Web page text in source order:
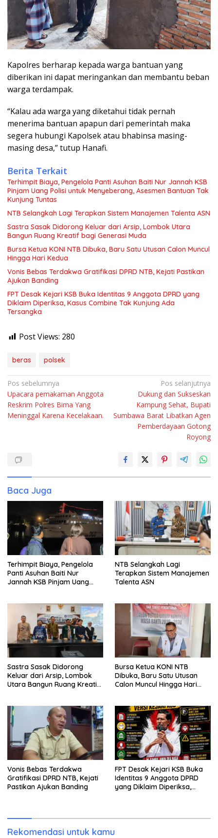
Kapolres berharap kepada warga bantuan yang
diberikan ini dapat meringankan dan membantu beban
warga terdampak.
“Kalau ada warga yang diketahui tidak pernah
menerima bantuan apapun dari pemerintah maka
segera hubungi Kapolsek atau bhabinsa masing-
masing desa,” tutup Hanafi.
Berita Terkait
Terhimpit Biaya, Pengelola Panti Asuhan Baiti Nur Jannah KSB
Pinjam Uang Polisi untuk Menyeberang, Asesmen Bantuan Tak
Kunjung Tuntas
NTB Selangkah Lagi Terapkan Sistem Manajemen Talenta ASN
Sastra Sasak Didorong Keluar dari Arsip, Lombok Utara
Bangun Ruang Kreatif bagi Generasi Muda
Bursa Ketua KONI NTB Dibuka, Baru Satu Utusan Calon Muncul
Hingga Hari Kedua
Vonis Bebas Terdakwa Gratifikasi DPRD NTB, Kejati Pastikan
Ajukan Banding
FPT Desak Kejari KSB Buka Identitas 9 Anggota DPRD yang
Diklaim Diperiksa, Kasus Combine Tak Kunjung Ada
Tersangka
Post Views: 280
beras polsek
Navigasi
pos
Pos sebelumnya
Upacara pemakaman Anggota
Reskrim Polres Bima Yang
Meninggal Karena Kecelakaan.
Pos selanjutnya
Dukung dan Sukseskan
Kampung Sehat, Bupati
Sumbawa Barat Libatkan Agen
Pemberdayaan Gotong
Royong
Baca Juga
Terhimpit Biaya, Pengelola
Panti Asuhan Baiti Nur
Jannah KSB Pinjam Uang
Kunjung Tuntas
NTB Selangkah Lagi
Terapkan Sistem Manajemen
Talenta ASN
Sastra Sasak Didorong
Keluar dari Arsip, Lombok
Utara Bangun Ruang Kreatif
Bursa Ketua KONI NTB
Dibuka, Baru Satu Utusan
Calon Muncul Hingga Hari
Vonis Bebas Terdakwa
Gratifikasi DPRD NTB, Kejati
Pastikan Ajukan Banding
FPT Desak Kejari KSB Buka
Identitas 9 Anggota DPRD
yang Diklaim Diperiksa,
Rekomendasi untuk kamu